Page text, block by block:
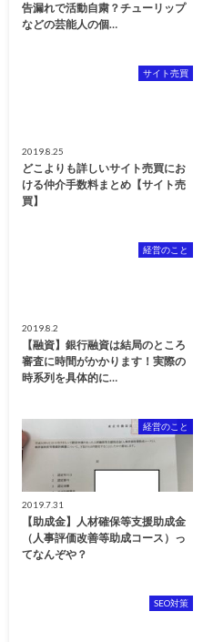
告漏れで活動自粛？チューリップ
などの芸能人の個…
サイト売買
2019.8.25
どこよりも詳しいサイト売買にお
ける仲介手数料まとめ【サイト売
買】
経営のこと
2019.8.2
【融資】銀行融資は結局のところ
審査に時間がかかります！実際の
時系列を具体的に…
経営のこと
2019.7.31
【助成金】人材確保等支援助成金
（人事評価改善等助成コース）っ
てなんぞや？
SEO対策